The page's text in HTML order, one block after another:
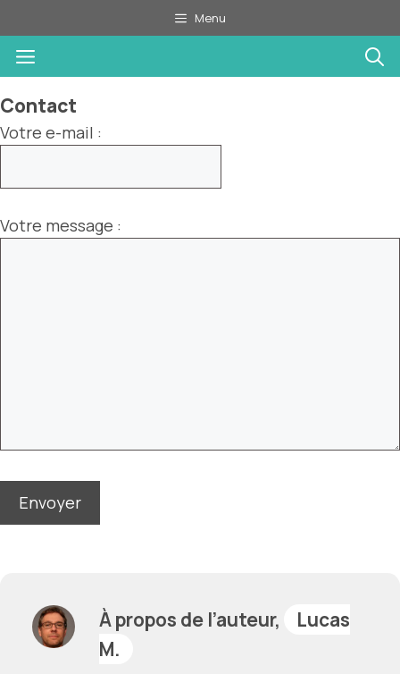
au
contenu
Menu
Menu
Contact
Votre e-mail :
Votre message :
À propos de l’auteur,
Lucas
M.